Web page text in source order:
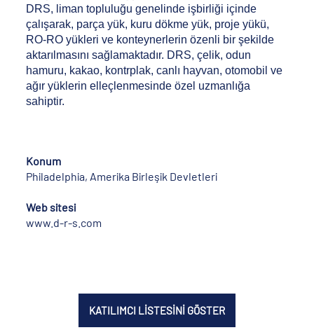
DRS, liman topluluğu genelinde işbirliği içinde
çalışarak, parça yük, kuru dökme yük, proje yükü,
RO-RO yükleri ve konteynerlerin özenli bir şekilde
aktarılmasını sağlamaktadır. DRS, çelik, odun
hamuru, kakao, kontrplak, canlı hayvan, otomobil ve
ağır yüklerin elleçlenmesinde özel uzmanlığa
sahiptir.
Konum
Philadelphia, Amerika Birleşik Devletleri
Web sitesi
www.d-r-s.com
KATILIMCI LİSTESİNİ GÖSTER